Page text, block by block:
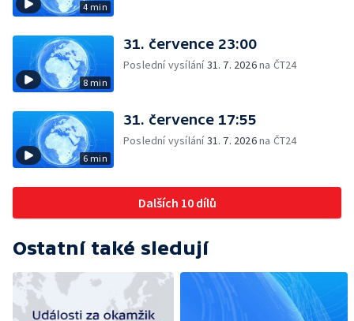
4 min
8 min
31. července 23:00
Poslední vysílání31. 7. 2026na ČT24
6 min
31. července 17:55
Poslední vysílání31. 7. 2026na ČT24
Dalších 10 dílů
Ostatní také sledují